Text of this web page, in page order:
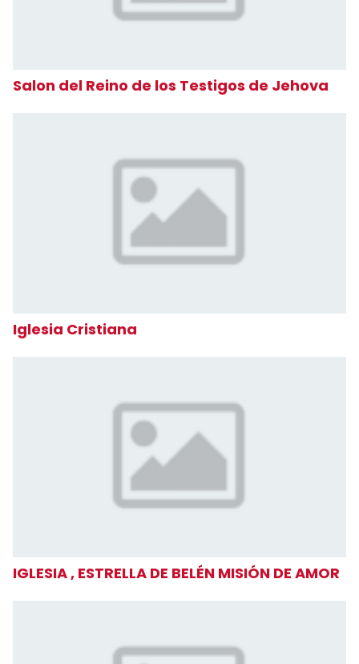
Salon del Reino de los Testigos de Jehova
Iglesia Cristiana
IGLESIA , ESTRELLA DE BELÉN MISIÓN DE AMOR